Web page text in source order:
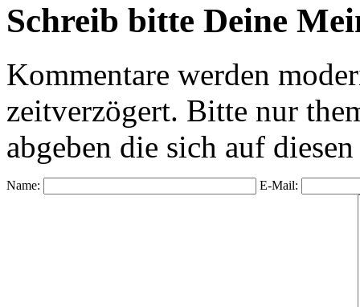
Schreib bitte Deine
Kommentare werden
zeitverzögert. Bitte nur
abgeben die sich auf
Name: E-Mail: